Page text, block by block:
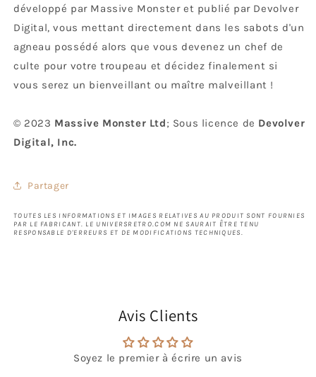
développé par Massive Monster et publié par Devolver
Digital, vous mettant directement dans les sabots d'un
agneau possédé alors que vous devenez un chef de
culte pour votre troupeau et décidez finalement si
vous serez un bienveillant ou maître malveillant !
© 2023 Massive Monster Ltd; Sous licence de Devolver
Digital, Inc.
Partager
TOUTES LES INFORMATIONS ET IMAGES RELATIVES AU PRODUIT SONT FOURNIES
PAR LE FABRICANT. LE UNIVERSRETRO.COM NE SAURAIT ÊTRE TENU
RESPONSABLE D'ERREURS ET DE MODIFICATIONS TECHNIQUES.
Avis Clients
Soyez le premier à écrire un avis